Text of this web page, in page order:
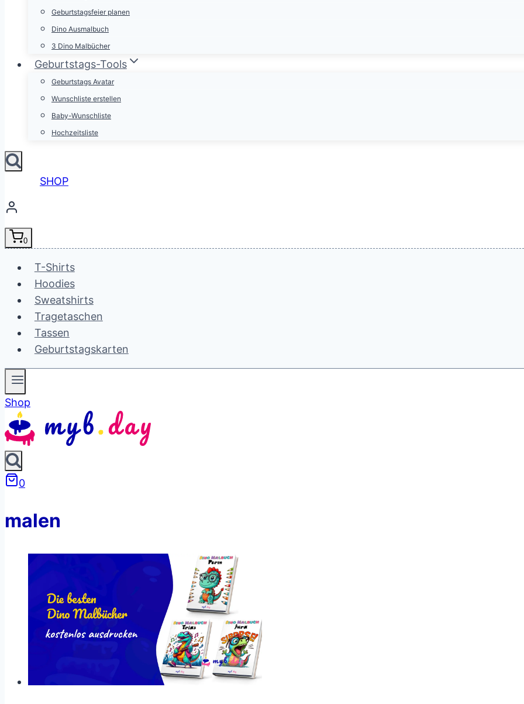
Geburtstagsfeier planen
Dino Ausmalbuch
3 Dino Malbücher
Geburtstags-Tools
Geburtstags Avatar
Wunschliste erstellen
Baby-Wunschliste
Hochzeitsliste
SHOP
0
T-Shirts
Hoodies
Sweatshirts
Tragetaschen
Tassen
Geburtstagskarten
Shop
0
malen